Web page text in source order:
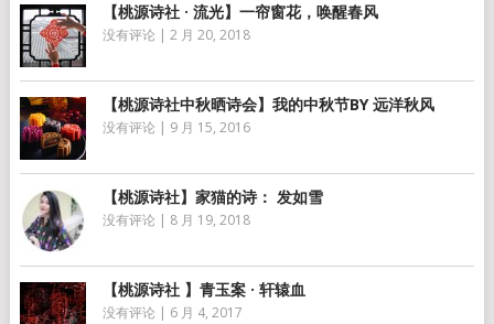
【桃源诗社 · 流光】一帘窗花，唤醒春风
没有评论 | 2 月 20, 2018
【桃源诗社中秋晒诗会】我的中秋节BY 远洋秋风
没有评论 | 9 月 15, 2016
【桃源诗社】家猫的诗： 发如雪
没有评论 | 8 月 19, 2018
【桃源诗社 】青玉案 · 轩辕血
没有评论 | 6 月 4, 2017